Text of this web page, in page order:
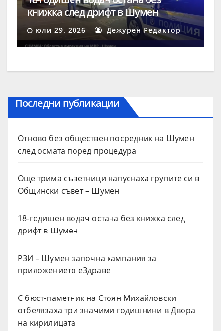
книжка след дрифт в Шумен
юли 29, 2026 Дежурен Редактор
Последни публикации
Отново без обществен посредник на Шумен
след осмата поред процедура
Още трима съветници напуснаха групите си в
Общински съвет – Шумен
18-годишен водач остана без книжка след
дрифт в Шумен
РЗИ – Шумен започна кампания за
приложението еЗдраве
С бюст-паметник на Стоян Михайловски
отбелязаха три значими годишнини в Двора
на кирилицата